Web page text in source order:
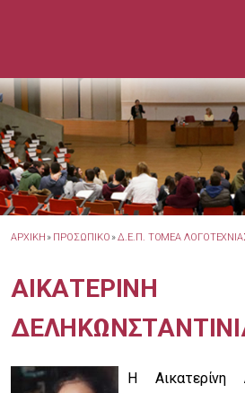
ΑΡΧΙΚΗ » ΠΡΟΣΩΠΙΚΟ »Δ.Ε.Π. ΤΟΜΕΑ
ΑΙΚΑΤΕΡΙΝΗ
Η Αικατερίνη